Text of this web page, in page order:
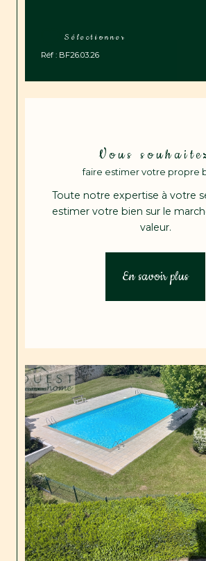
Sélectionner
Réf : BF26.03.26
Vous
faire estimer votre propre
Toute notre expertise à votre
estimer votre bien sur le
valeur.
En savoir plus